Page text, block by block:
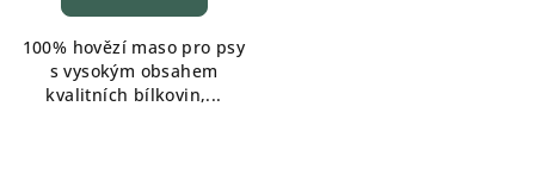
100% hovězí maso pro psy
s vysokým obsahem
kvalitních bílkovin,...